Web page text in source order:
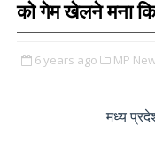
को गेम खेलने मना
6 years ago MP
मध्य